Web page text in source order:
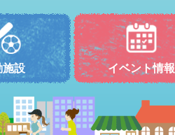
施設 イベント情報